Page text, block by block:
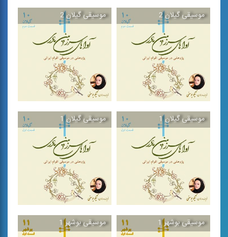
موسیقی قشقایی
مجموعه كتاب‌هایی
«پژوهشی - موسیقایی» در
بررسی ...
موسیقی قشقایی
مجموعه كتاب‌هایی
«پژوهشی - موسیقایی» در
بررسی ...
موسیقی گیلان 2
موسیقی گیلان 2
مجموعه كتاب هایی
«پژوهشی - موسیقایی» در
بررسی ...
موسیقی گیلان 2
موسیقی گیلان 2
مجموعه كتاب هایی
«پژوهشی - موسیقایی» در
بررسی ...
موسیقی گیلان 1
موسیقی گیلان 1
موسیقی گیلان 1
موسیقی گیلان 1 موسیقی بوشهر 1 موسیقی بوشهر 1